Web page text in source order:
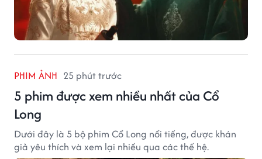
PHIM ẢNH 25 phút trước
5 phim được xem nhiều nhất của Cổ
Long
Dưới đây là 5 bộ phim Cổ Long nổi tiếng, được khán
giả yêu thích và xem lại nhiều qua các thế hệ.